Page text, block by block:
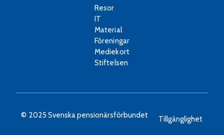
Resor
IT
Material
Föreningar
Mediekort
Stiftelsen
© 2025 Svenska pensionärsförbundet Tillgänglighet